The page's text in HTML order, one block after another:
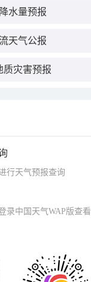
水量预报
天气公报
质灾害预报
行天气预报查询
录中国天气WAP版查看